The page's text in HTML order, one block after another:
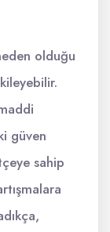
olduğu
güven
sahip